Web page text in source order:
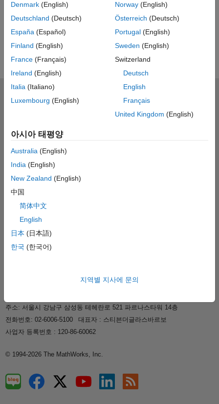
RELATED VIDEOS
View more related videos
Denmark (English)
Deutschland (Deutsch)
España (Español)
Finland (English)
France (Français)
Ireland (English)
Italia (Italiano)
Luxembourg (English)
Norway(English)
Österreich (Deutsch)
Portugal(English)
Sweden (English)
Switzerland
Deutsch
English
Français
United Kingdom (English)
아시아 태평양
Australia (English)
India (English)
New Zealand (English)
中国
简体中文
English
日本 (日本語)
한국 (한국어)
지역별 지사에 문의
Accelerating the pace of engineering and science
다운로드 및 구매
사용 방법
회사 정보
웹사이트 선택
문의하기
주소: 서울시 강남구 삼성동 테헤란로 521 파르나스타워 14층
전화번호: 02-6006-5100
대표자 : 스티븐더글라스바르보
사업자 등록번호 : 120-86-60062
© 1994-2026 The MathWorks, Inc.